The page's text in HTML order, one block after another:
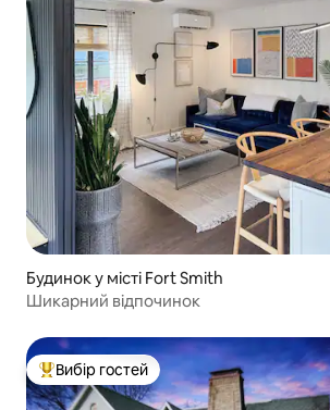
Будинок у місті Fort Smith
Шикарний відпочинок
Топ вибір гостей
Вибір гостей